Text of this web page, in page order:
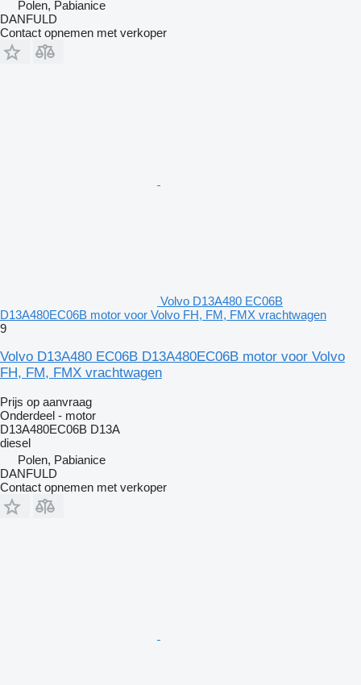
Polen, Pabianice
DANFULD
Contact opnemen met verkoper
Volvo D13A480 EC06B
D13A480EC06B motor voor Volvo FH, FM, FMX vrachtwagen
9
Volvo D13A480 EC06B D13A480EC06B motor voor Volvo
FH, FM, FMX vrachtwagen
Prijs op aanvraag
Onderdeel - motor
D13A480EC06B D13A
diesel
Polen, Pabianice
DANFULD
Contact opnemen met verkoper